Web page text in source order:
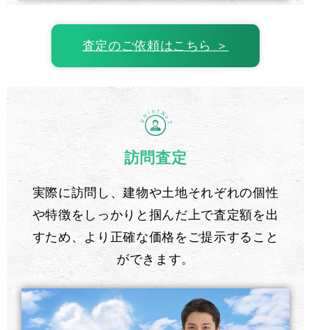
査定のご依頼はこちら ＞
訪問査定
実際に訪問し、建物や土地それぞれの個性
や特徴をしっかりと掴んだ上で査定額を出
すため、より正確な価格をご提示すること
ができます。